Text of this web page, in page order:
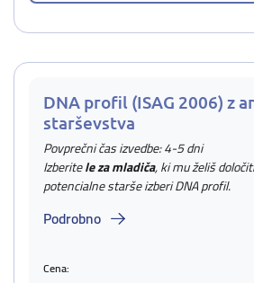
DNA profil (ISAG 2006) z
starševstva
Povprečni čas izvedbe: 4-5 dni
Izberitele za mladiča, ki mu želiš
potencialne starše izberi DNA profil.
Podrobno
Cena: